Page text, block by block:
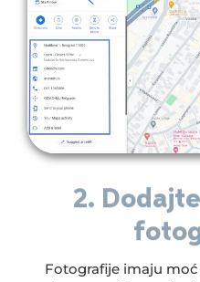
2.
Fotografije imaju